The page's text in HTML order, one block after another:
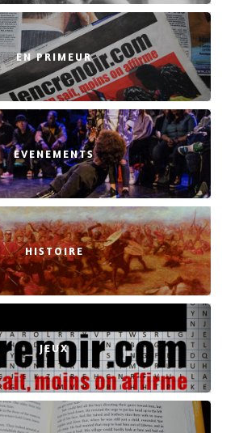
EN PRIMEUR
EVENEMENTS
HISTOIRE
JEUX